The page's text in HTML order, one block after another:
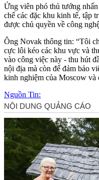
Ứng viên phó thủ tướng
chế các đặc khu kinh tế, tập
được chủ quyền về công
Ông Novak thông tin: “Tôi
cực lôi kéo các khu vực và
vào công việc này - thu hút
nội địa mà còn để đảm bảo
kinh nghiệm của Moscow và
Nguồn Tin: